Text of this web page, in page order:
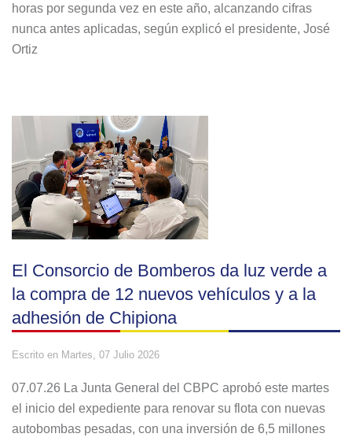
horas por segunda vez en este año, alcanzando cifras
nunca antes aplicadas, según explicó el presidente, José
Ortiz
El Consorcio de Bomberos da luz verde a
la compra de 12 nuevos vehículos y a la
adhesión de Chipiona
Escrito en Martes, 07 Julio 2026
07.07.26 La Junta General del CBPC aprobó este martes
el inicio del expediente para renovar su flota con nuevas
autobombas pesadas, con una inversión de 6,5 millones